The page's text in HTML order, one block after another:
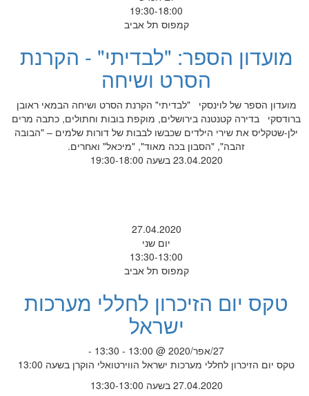
19:30-18:00
קמפוס תל אביב
מועדון הספר: "לבדיתי" - הקרנת
הסרט ושיחה
מועדון הספר של לוינסקי "לבדיתי" הקרנת הסרט ושיחה הבמאי ראובן
ברודסקי בדירה קטנטנה בירושלים, מוקפת בובות וחתולים, כתבה מרים
ילן-שטקליס את שירי הילדים שכבשו לבבות של דורות שלמים – "הבובה
זהבה", "הסבון בכה מאוד", "מיכאל" ואחרים.
23.04.2020 בשעה 19:30-18:00
27.04.2020
יום שני
13:30-13:00
קמפוס תל אביב
טקס יום הזיכרון לחללי מערכות
ישראל
27/אפר/2020 @ 13:00 - 13:30 -
טקס יום הזיכרון לחללי מערכות ישראל הווירטואלי הוקרן בשעה 13:00
27.04.2020 בשעה 13:30-13:00